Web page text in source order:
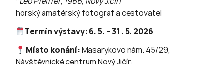
horský amatérský fotograf a cestovatel
Termín výstavy: 6. 5. – 31 . 5. 2026
Místo konání:Masarykovo nám. 45/29,
Návštěvnické centrum Nový Jičín